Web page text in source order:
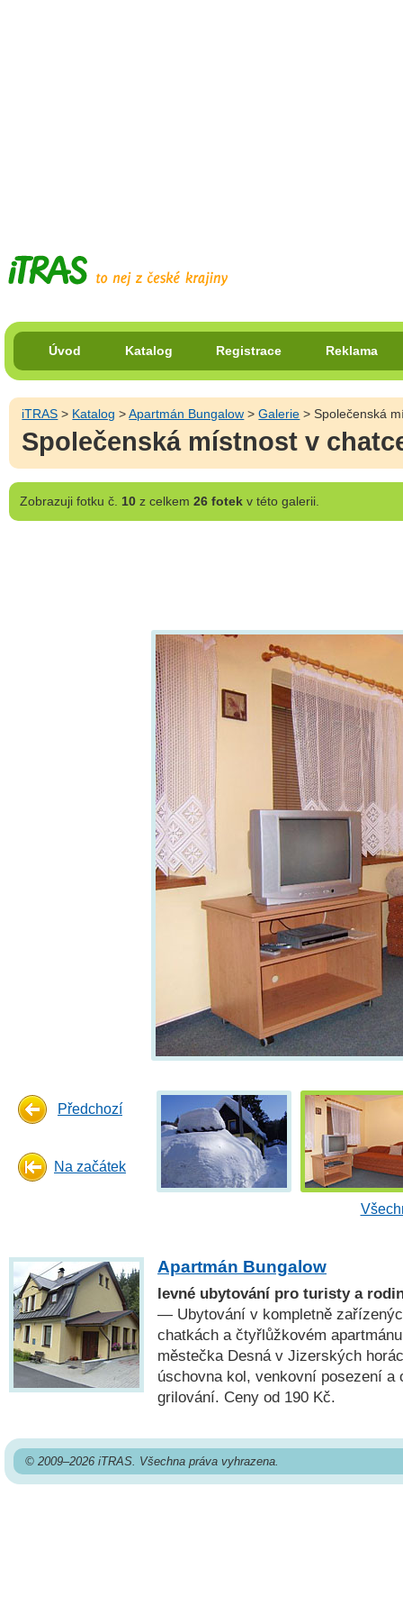
Úvod Katalog Registrace Reklama
iTRAS > Katalog >Apartmán Bungalow >Galerie > Společenská
Společenská místnost v
Zobrazujifotku č. 10z celkem 26 fotekv této galerii.
Předchozí
Na začátek
Apartmán Bungalow
levné ubytování pro turisty a
— Ubytování v kompletně
chatkách a čtyřlůžkovém
městečka Desná v Jizerských
úschovna kol, venkovní posezení a
grilování. Ceny od 190 Kč.
© 2009–2026 iTRAS. Všechna práva vyhrazena.